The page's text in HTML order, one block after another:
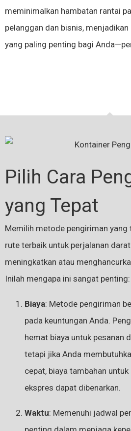
meminimalkan hambatan rantai
pelanggan dan bisnis,
yang paling penting bagi
Pilih Cara
yang Tepat
Memilih metode pengiriman
rute terbaik untuk perjalanan
meningkatkan atau
Inilah mengapa ini sangat penting:
Biaya: Metode pengiriman
pada keuntungan Anda.
hemat biaya untuk pesanan
tetapi jika Anda
cepat, biaya tambahan
ekspres dapat dibenarkan.
Waktu: Memenuhi jadwal